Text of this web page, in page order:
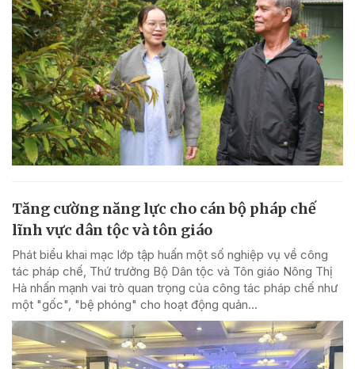
Tăng cường năng lực cho cán bộ pháp chế
lĩnh vực dân tộc và tôn giáo
Phát biểu khai mạc lớp tập huấn một số nghiệp vụ về công
tác pháp chế, Thứ trưởng Bộ Dân tộc và Tôn giáo Nông Thị
Hà nhấn mạnh vai trò quan trọng của công tác pháp chế như
một "gốc", "bệ phóng" cho hoạt động quản...